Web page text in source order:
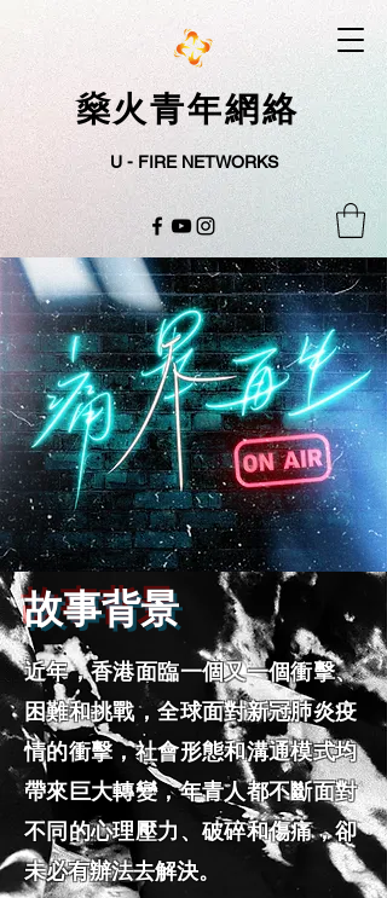
燊火青年網絡
U - FIRE NETWORKS
故事背景
近年，香港面臨一個又一個衝擊、
困難和挑戰，全球面對新冠肺炎疫
情的衝擊，社會形態和溝通模式均
帶來巨大轉變，年青人都不斷面對
不同的心理壓力、破碎和傷痛，卻
未必有辦法去解決。